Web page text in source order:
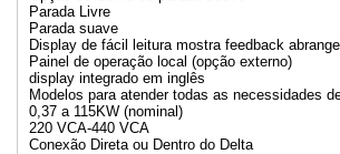
Parada Livre
Parada suave
Display de fácil leitura mostra feedback
Painel de operação local (opção externo)
display integrado em inglês
Modelos para atender todas as necessidades
0,37 a 115KW (nominal)
220 VCA-440 VCA
Conexão Direta ou Dentro do Delta